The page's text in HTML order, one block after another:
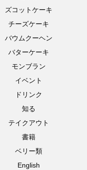
ズコットケーキ
チーズケーキ
バウムクーヘン
バターケーキ
モンブラン
イベント
ドリンク
知る
テイクアウト
書籍
ベリー類
English